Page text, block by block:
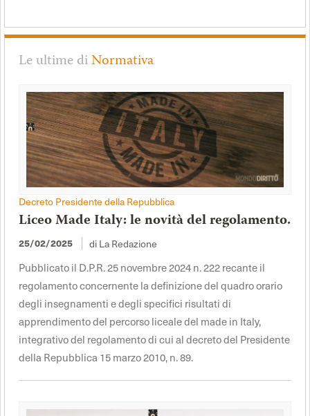
Le ultime diNormativa
Decreto Presidente della Repubblica
Liceo Made Italy: le novità del regolamento.
25/02/2025 di La Redazione
Pubblicato il D.P.R. 25 novembre 2024 n. 222 recante il
regolamento concernente la definizione del quadro orario
degli insegnamenti e degli specifici risultati di
apprendimento del percorso liceale del made in Italy,
integrativo del regolamento di cui al decreto del Presidente
della Repubblica 15 marzo 2010, n. 89.